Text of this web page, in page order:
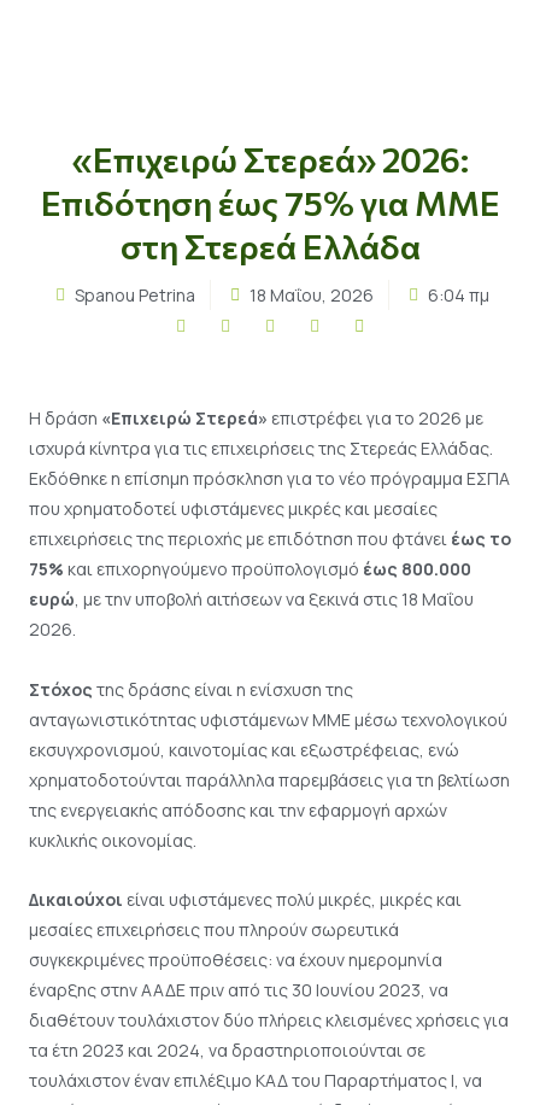
«Επιχειρώ Στερεά» 2026:
Επιδότηση έως 75% για ΜΜΕ
στη Στερεά Ελλάδα
Spanou Petrina 18 Μαΐου, 2026 6:04 πμ
Η δράση «Επιχειρώ Στερεά» επιστρέφει για το 2026 με
ισχυρά κίνητρα για τις επιχειρήσεις της Στερεάς Ελλάδας.
Εκδόθηκε η επίσημη πρόσκληση για το νέο πρόγραμμα ΕΣΠΑ
που χρηματοδοτεί υφιστάμενες μικρές και μεσαίες
επιχειρήσεις της περιοχής με επιδότηση που φτάνει έως το
75% και επιχορηγούμενο προϋπολογισμό έως 800.000
ευρώ, με την υποβολή αιτήσεων να ξεκινά στις 18 Μαΐου
2026.
Στόχος της δράσης είναι η ενίσχυση της
ανταγωνιστικότητας υφιστάμενων ΜΜΕ μέσω τεχνολογικού
εκσυγχρονισμού, καινοτομίας και εξωστρέφειας, ενώ
χρηματοδοτούνται παράλληλα παρεμβάσεις για τη βελτίωση
της ενεργειακής απόδοσης και την εφαρμογή αρχών
κυκλικής οικονομίας.
Δικαιούχοι είναι υφιστάμενες πολύ μικρές, μικρές και
μεσαίες επιχειρήσεις που πληρούν σωρευτικά
συγκεκριμένες προϋποθέσεις: να έχουν ημερομηνία
έναρξης στην ΑΑΔΕ πριν από τις 30 Ιουνίου 2023, να
διαθέτουν τουλάχιστον δύο πλήρεις κλεισμένες χρήσεις για
τα έτη 2023 και 2024, να δραστηριοποιούνται σε
τουλάχιστον έναν επιλέξιμο ΚΑΔ του Παραρτήματος Ι, να